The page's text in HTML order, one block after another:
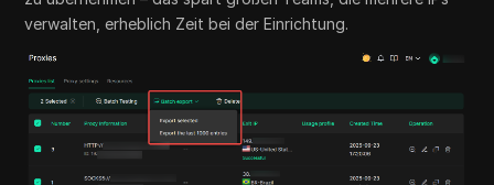
verwalten, erheblich Zeit bei der Einrichtung.